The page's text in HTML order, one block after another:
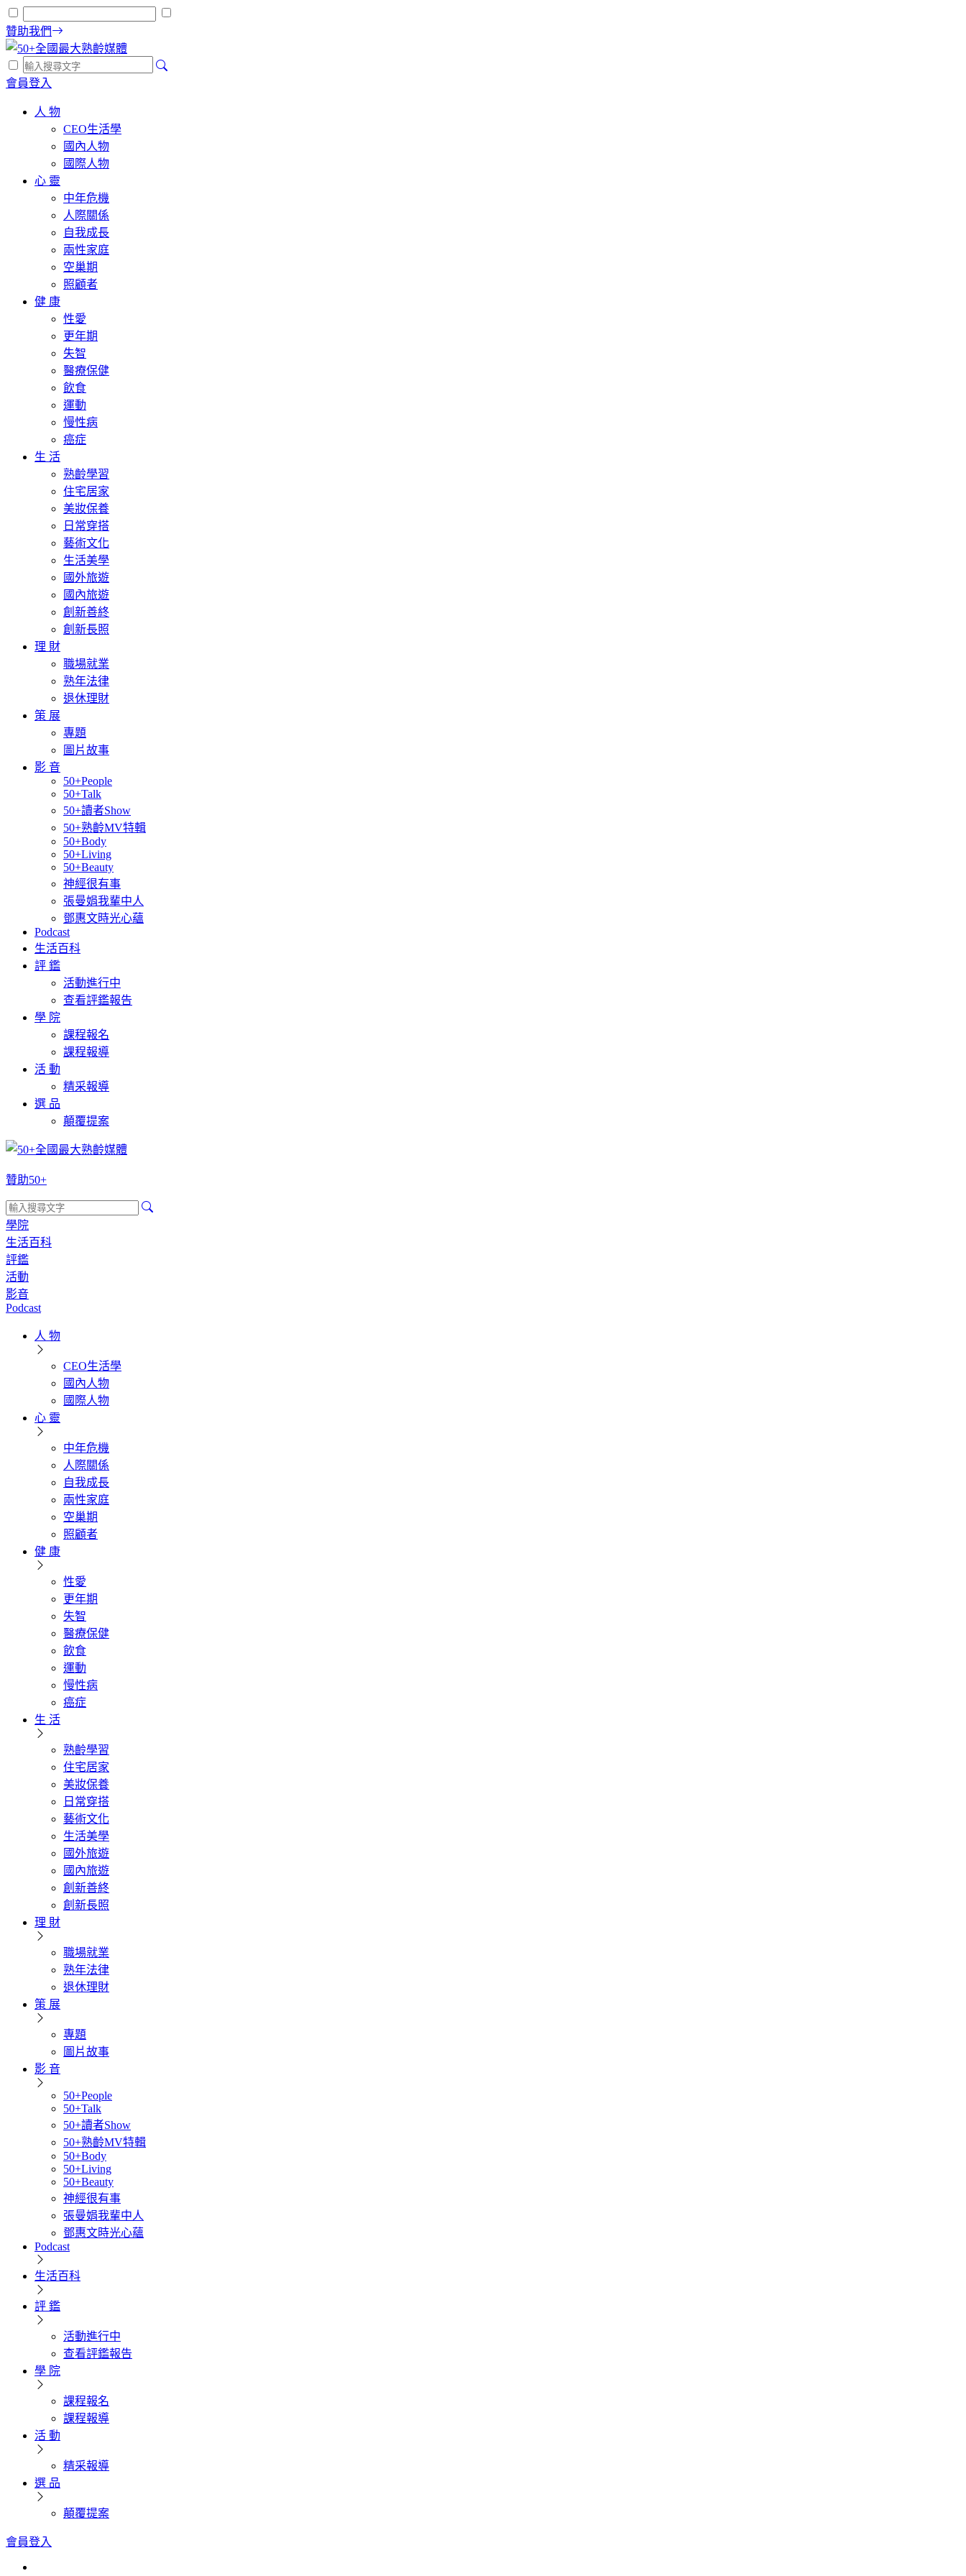
贊助我們
會員登入
人 物
CEO生活學
國內人物
國際人物
心 靈
中年危機
人際關係
自我成長
兩性家庭
空巢期
照顧者
健 康
性愛
更年期
失智
醫療保健
飲食
運動
慢性病
癌症
生 活
熟齡學習
住宅居家
美妝保養
日常穿搭
藝術文化
生活美學
國外旅遊
國內旅遊
創新善終
創新長照
理 財
職場就業
熟年法律
退休理財
策 展
專題
圖片故事
影 音
50+People
50+Talk
50+讀者Show
50+熟齡MV特輯
50+Body
50+Living
50+Beauty
神經很有事
張曼娟我輩中人
鄧惠文時光心蘊
Podcast
生活百科
評 鑑
活動進行中
查看評鑑報告
學 院
課程報名
課程報導
活 動
精采報導
選 品
顛覆提案
贊助50+
學院
生活百科
評鑑
活動
影音
Podcast
人 物
CEO生活學
國內人物
國際人物
心 靈
中年危機
人際關係
自我成長
兩性家庭
空巢期
照顧者
健 康
性愛
更年期
失智
醫療保健
飲食
運動
慢性病
癌症
生 活
熟齡學習
住宅居家
美妝保養
日常穿搭
藝術文化
生活美學
國外旅遊
國內旅遊
創新善終
創新長照
理 財
職場就業
熟年法律
退休理財
策 展
專題
圖片故事
影 音
50+People
50+Talk
50+讀者Show
50+熟齡MV特輯
50+Body
50+Living
50+Beauty
神經很有事
張曼娟我輩中人
鄧惠文時光心蘊
Podcast
生活百科
評 鑑
活動進行中
查看評鑑報告
學 院
課程報名
課程報導
活 動
精采報導
選 品
顛覆提案
會員登入